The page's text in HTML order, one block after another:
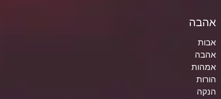
אהבה
אבות
אהבה
אמהות
הורות
הנקה